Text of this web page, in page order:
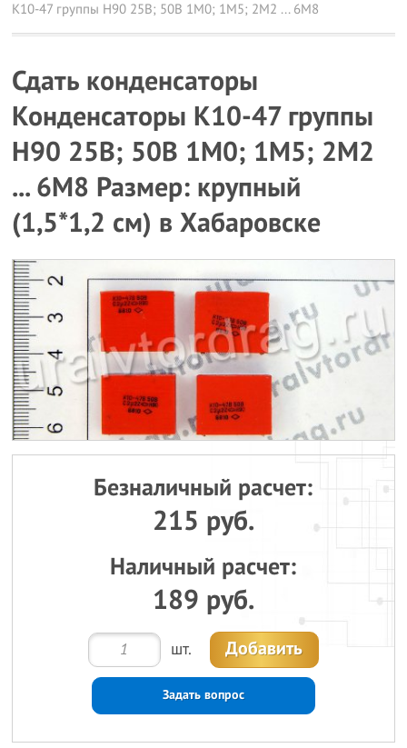
К10-47 группы Н90 25В; 50В 1М0; 1М5; 2М2 ... 6М8
Сдать конденсаторы
Конденсаторы К10-47 группы
Н90 25В; 50В 1М0; 1М5; 2М2
... 6М8 Размер: крупный
(1,5*1,2 см) в Хабаровске
Безналичный расчет:
215 руб.
Наличный расчет:
189 руб.
шт. Добавить
Задать вопрос